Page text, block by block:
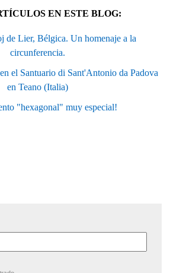
EN ESTE BLOG:
de Lier, Bélgica. Un homenaje a la
circunferencia.
el Santuario di Sant'Antonio da Padova
en Teano (Italia)
"hexagonal" muy especial!